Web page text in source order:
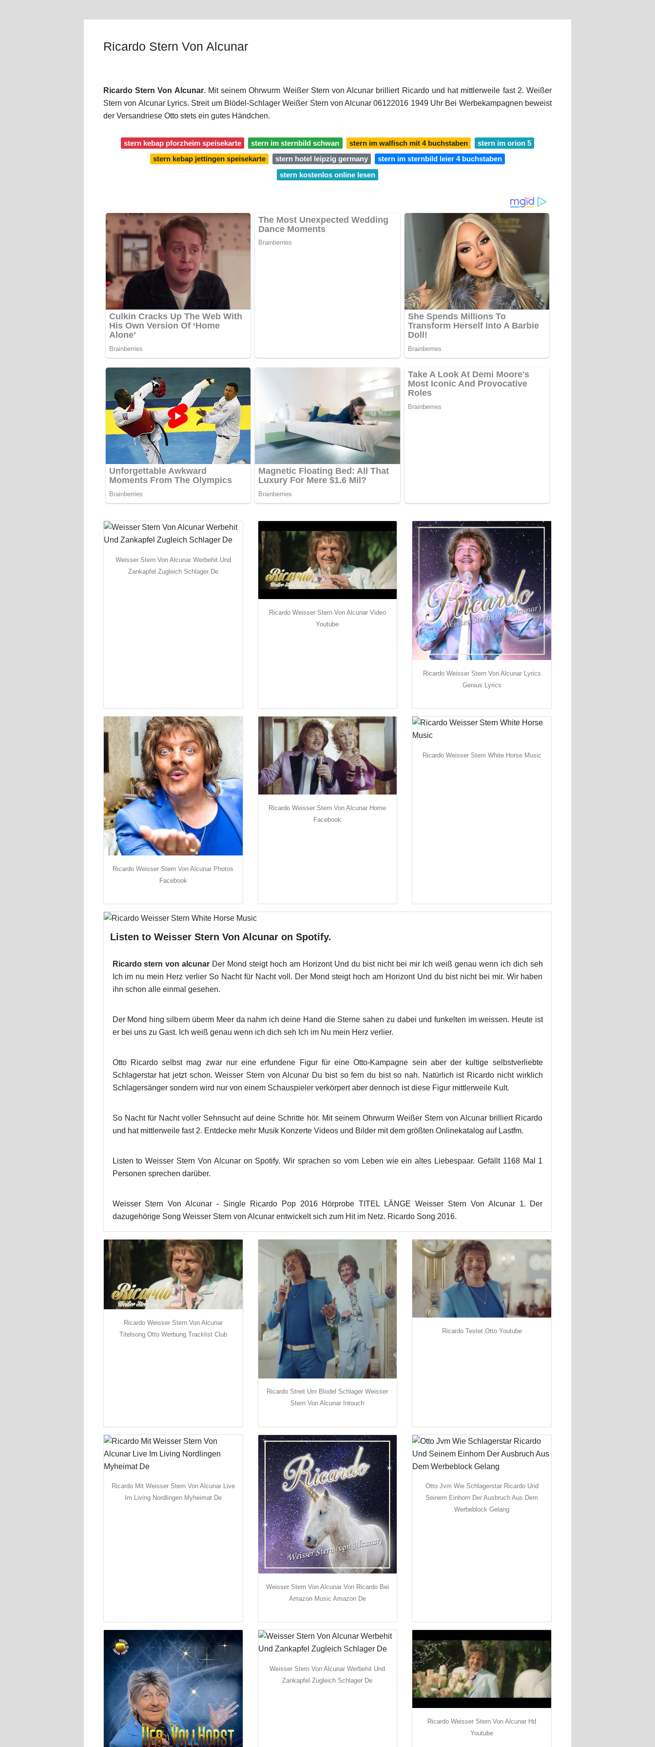
Ricardo Stern Von Alcunar
Ricardo Stern Von Alcunar. Mit seinem Ohrwurm Weißer Stern von Alcunar brilliert Ricardo und hat mittlerweile fast 2. Weißer
Stern von Alcunar Lyrics. Streit um Blödel-Schlager Weißer Stern von Alcunar 06122016 1949 Uhr Bei Werbekampagnen beweist
der Versandriese Otto stets ein gutes Händchen.
stern kebap pforzheim speisekarte stern im sternbild schwan stern im walfisch mit 4 buchstaben
stern im orion 5
stern kebap jettingen speisekarte
stern hotel leipzig germany
stern im sternbild leier 4 buchstaben
stern kostenlos online lesen
Weisser Stern Von Alcunar Werbehit Und
Zankapfel Zugleich Schlager De
Ricardo Weisser Stern Von Alcunar Video
Youtube
Ricardo Weisser Stern Von Alcunar Lyrics
Genius Lyrics
Ricardo Weisser Stern Von Alcunar Photos
Facebook
Ricardo Weisser Stern Von Alcunar Home
Facebook
Ricardo Weisser Stern White Horse Music
Listen to Weisser Stern Von Alcunar on Spotify.
Ricardo stern von alcunar Der Mond steigt hoch am Horizont Und du bist nicht bei mir Ich weiß genau wenn ich dich seh
Ich im nu mein Herz verlier So Nacht für Nacht voll. Der Mond steigt hoch am Horizont Und du bist nicht bei mir. Wir haben
ihn schon alle einmal gesehen.
Der Mond hing silbern überm Meer da nahm ich deine Hand die Sterne sahen zu dabei und funkelten im weissen. Heute ist
er bei uns zu Gast. Ich weiß genau wenn ich dich seh Ich im Nu mein Herz verlier.
Otto Ricardo selbst mag zwar nur eine erfundene Figur für eine Otto-Kampagne sein aber der kultige selbstverliebte
Schlagerstar hat jetzt schon. Weisser Stern von Alcunar Du bist so fern du bist so nah. Natürlich ist Ricardo nicht wirklich
Schlagersänger sondern wird nur von einem Schauspieler verkörpert aber dennoch ist diese Figur mittlerweile Kult.
So Nacht für Nacht voller Sehnsucht auf deine Schritte hör. Mit seinem Ohrwurm Weißer Stern von Alcunar brilliert Ricardo
und hat mittlerweile fast 2. Entdecke mehr Musik Konzerte Videos und Bilder mit dem größten Onlinekatalog auf Lastfm.
Listen to Weisser Stern Von Alcunar on Spotify. Wir sprachen so vom Leben wie ein altes Liebespaar. Gefällt 1168 Mal 1
Personen sprechen darüber.
Weisser Stern Von Alcunar - Single Ricardo Pop 2016 Hörprobe TITEL LÄNGE Weisser Stern Von Alcunar 1. Der
dazugehörige Song Weisser Stern von Alcunar entwickelt sich zum Hit im Netz. Ricardo Song 2016.
Ricardo Weisser Stern Von Alcunar
Titelsong Otto Werbung Tracklist Club
Ricardo Streit Um Blodel Schlager Weisser
Stern Von Alcunar Intouch
Ricardo Testet Otto Youtube
Ricardo Mit Weisser Stern Von Alcunar Live
Im Living Nordlingen Myheimat De
Weisser Stern Von Alcunar Von Ricardo Bei
Amazon Music Amazon De
Otto Jvm Wie Schlagerstar Ricardo Und
Seinem Einhorn Der Ausbruch Aus Dem
Werbeblock Gelang
Weisser Stern Von Alcunar Werbehit Und
Zankapfel Zugleich Schlager De
Ricardo Weisser Stern Von Alcunar Hd
Youtube